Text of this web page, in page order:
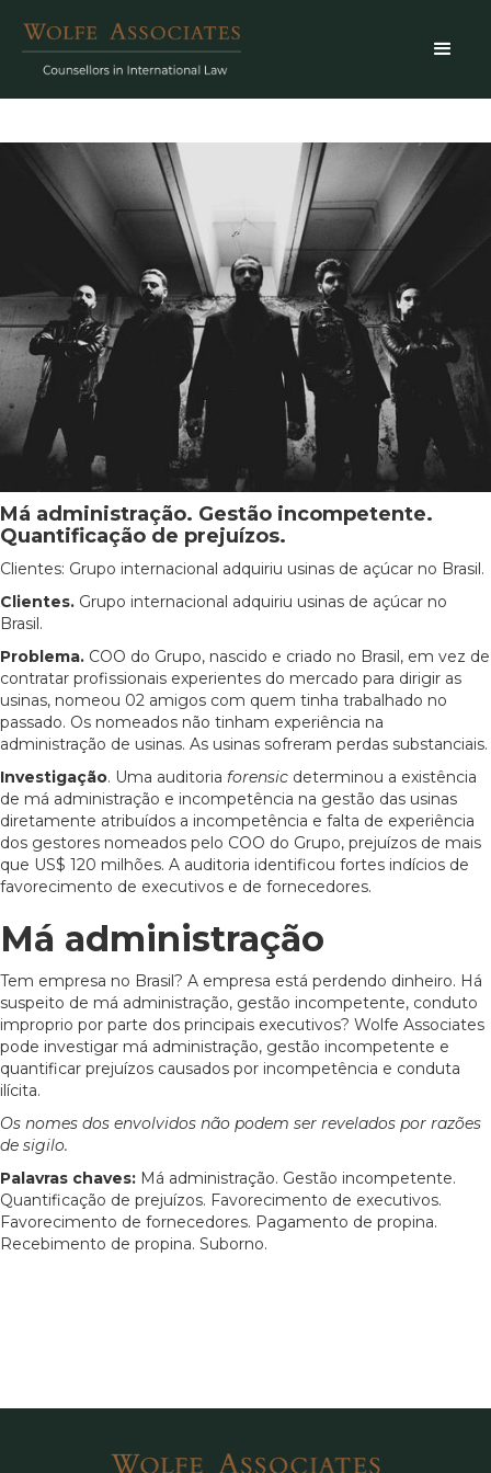
Má administração. Gestão incompetente.
Quantificação de prejuízos.
Clientes: Grupo internacional adquiriu usinas de açúcar no Brasil.
Clientes. Grupo internacional adquiriu usinas de açúcar no
Brasil.
Problema. COO do Grupo, nascido e criado no Brasil, em vez de
contratar profissionais experientes do mercado para dirigir as
usinas, nomeou 02 amigos com quem tinha trabalhado no
passado. Os nomeados não tinham experiência na
administração de usinas. As usinas sofreram perdas substanciais.
Investigação. Uma auditoria forensic determinou a existência
de má administração e incompetência na gestão das usinas
diretamente atribuídos a incompetência e falta de experiência
dos gestores nomeados pelo COO do Grupo, prejuízos de mais
que US$ 120 milhões. A auditoria identificou fortes indícios de
favorecimento de executivos e de fornecedores.
Má administração
Tem empresa no Brasil? A empresa está perdendo dinheiro. Há
suspeito de má administração, gestão incompetente, conduto
improprio por parte dos principais executivos? Wolfe Associates
pode investigar má administração, gestão incompetente e
quantificar prejuízos causados por incompetência e conduta
ilícita.
Os nomes dos envolvidos não podem ser revelados por razões
de sigilo.
Palavras chaves: Má administração. Gestão incompetente.
Quantificação de prejuízos. Favorecimento de executivos.
Favorecimento de fornecedores. Pagamento de propina.
Recebimento de propina. Suborno.